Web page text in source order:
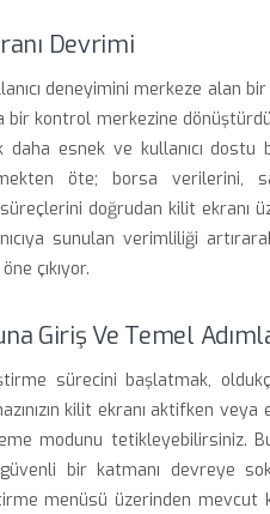
Devrimi
deneyimini merkeze alan bir
kontrol merkezine
esnek ve kullanıcı dostu
öte; borsa verilerini,
doğrudan kilit ekranı
sunulan verimliliği
çıkıyor.
Giriş Ve Temel
sürecini başlatmak,
kilit ekranı aktifken veya
modunu tetikleyebilirsiniz.
bir katmanı devreye
menüsü üzerinden mevcut